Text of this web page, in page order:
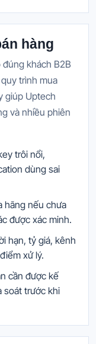
hàng
khách B2B
trình mua
giúp Uptech
và nhiều phiên
trôi nổi,
dùng sai
hãng nếu chưa
được xác minh.
hạn, tỷ giá, kênh
xử lý.
cần được kế
soát trước khi